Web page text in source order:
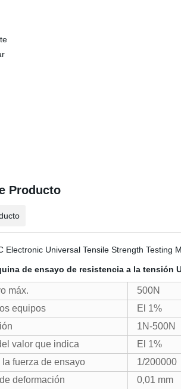
Producto
de ensayo de resistencia a la
máx.
500N
equipos
El 1%
1N-500N
valor que indica
El 1%
fuerza de ensayo
1/200000
deformación
0,01 mm